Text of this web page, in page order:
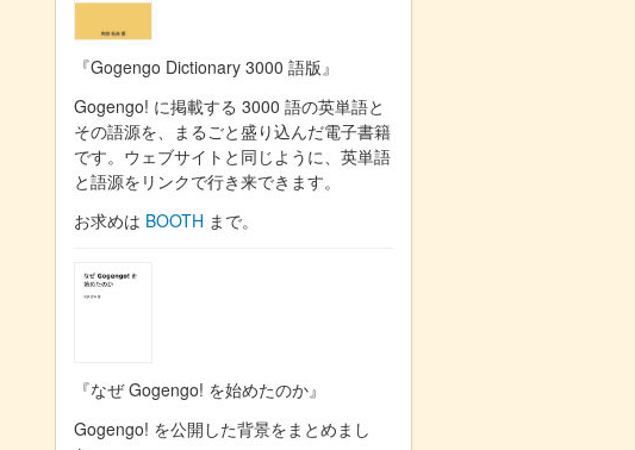
『Gogengo Dictionary 3000 語版』
Gogengo! に掲載する 3000 語の英単語と
その語源を、まるごと盛り込んだ電子書籍
です。ウェブサイトと同じように、英単語
と語源をリンクで行き来できます。
お求めは BOOTH まで。
『なぜ Gogengo! を始めたのか』
Gogengo! を公開した背景をまとめまし